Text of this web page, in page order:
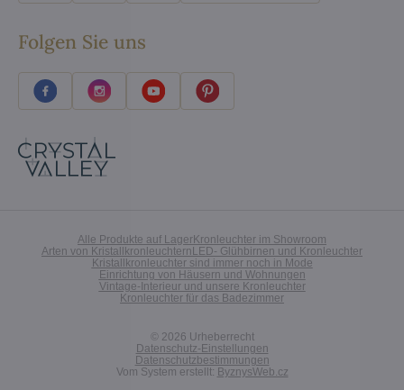
Folgen Sie uns
Alle Produkte auf LagerKronleuchter im Showroom
Arten von KristallkronleuchternLED- Glühbirnen und Kronleuchter
Kristallkronleuchter sind immer noch in Mode
Einrichtung von Häusern und Wohnungen
Vintage-Interieur und unsere Kronleuchter
Kronleuchter für das Badezimmer
© 2026 Urheberrecht
Datenschutz-Einstellungen
Datenschutzbestimmungen
Vom System erstellt: ByznysWeb.cz